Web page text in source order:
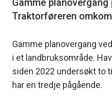
Gamme planovergang
Gamme planovergang
i et landbruksområde.
siden 2022 undersøkt to
har en tredje pågående.